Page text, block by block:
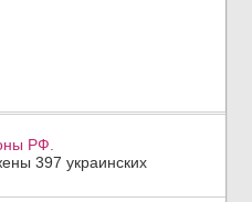
РФ.
397 украинских